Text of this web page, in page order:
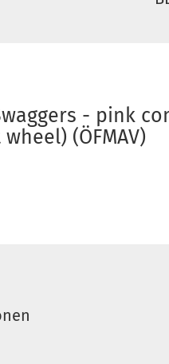
- pink
(ÖFMAV)